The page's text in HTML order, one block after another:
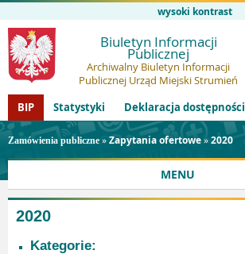
wysoki kontrast
Biuletyn Informacji
Publicznej
Archiwalny Biuletyn Informacji
Publicznej Urząd Miejski Strumień
BIP
Statystyki Deklaracja dostępności
Zamówienia publiczne »Zapytania ofertowe»2020
MENU
2020
Kategorie: